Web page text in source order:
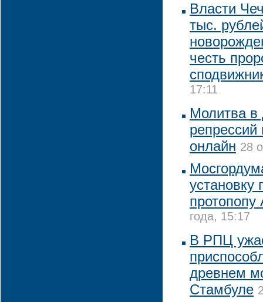
Власти
тыс.
честь
17:11
Молитва в
репрессий
онлайн 28
установку
протопопу
года, 15:17
В РПЦ
древнем
Стамбуле